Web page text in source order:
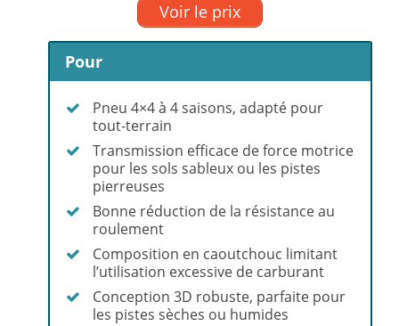
Voir le prix
Pour
Pneu 4×4 à 4 saisons, adapté pour
tout-terrain
Transmission efficace de force motrice
pour les sols sableux ou les pistes
pierreuses
Bonne réduction de la résistance au
roulement
Composition en caoutchouc limitant
l’utilisation excessive de carburant
Conception 3D robuste, parfaite pour
les pistes sèches ou humides